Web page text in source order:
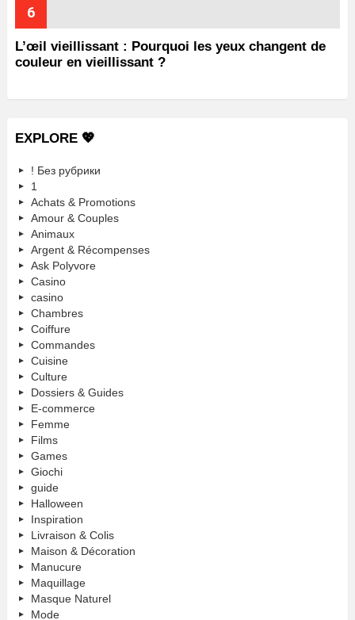
L’œil vieillissant : Pourquoi les yeux changent de
couleur en vieillissant ?
EXPLORE 💖
! Без рубрики
1
Achats & Promotions
Amour & Couples
Animaux
Argent & Récompenses
Ask Polyvore
Casino
casino
Chambres
Coiffure
Commandes
Cuisine
Culture
Dossiers & Guides
E-commerce
Femme
Films
Games
Giochi
guide
Halloween
Inspiration
Livraison & Colis
Maison & Décoration
Manucure
Maquillage
Masque Naturel
Mode